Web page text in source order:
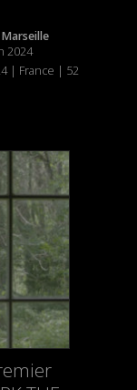
Marseille
2024
| France | 52